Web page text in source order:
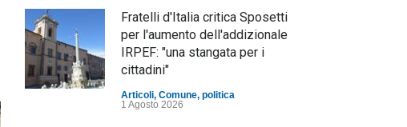
Fratelli d'Italia critica Sposetti
per l'aumento dell'addizionale
IRPEF: "una stangata per i
cittadini"
Articoli, Comune, politica
1 Agosto 2026